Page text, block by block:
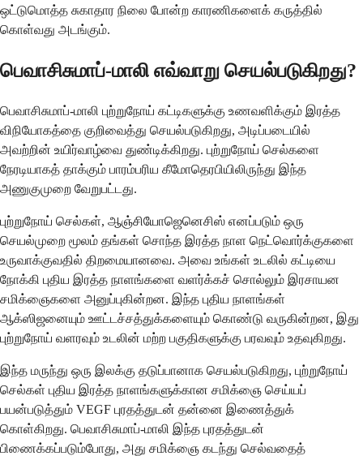
ஒட்டுமொத்த சுகாதார நிலை போன்ற காரணிகளைக் கருத்தில்
கொள்வது அடங்கும்.
பெவாசிசுமாப்-மாலி எவ்வாறு செயல்படுகிறது?
பெவாசிசுமாப்-மாலி புற்றுநோய் கட்டிகளுக்கு உணவளிக்கும் இரத்த
விநியோகத்தை குறிவைத்து செயல்படுகிறது, அடிப்படையில்
அவற்றின் உயிர்வாழ்வை துண்டிக்கிறது. புற்றுநோய் செல்களை
நேரடியாகத் தாக்கும் பாரம்பரிய கீமோதெரபியிலிருந்து இந்த
அணுகுமுறை வேறுபட்டது.
புற்றுநோய் செல்கள், ஆஞ்சியோஜெனெசிஸ் எனப்படும் ஒரு
செயல்முறை மூலம் தங்கள் சொந்த இரத்த நாள நெட்வொர்க்குகளை
உருவாக்குவதில் திறமையானவை. அவை உங்கள் உடலில் கட்டியை
நோக்கி புதிய இரத்த நாளங்களை வளர்க்கச் சொல்லும் இரசாயன
சமிக்ஞைகளை அனுப்புகின்றன. இந்த புதிய நாளங்கள்
ஆக்ஸிஜனையும் ஊட்டச்சத்துக்களையும் கொண்டு வருகின்றன, இது
புற்றுநோய் வளரவும் உடலின் மற்ற பகுதிகளுக்கு பரவவும் உதவுகிறது.
இந்த மருந்து ஒரு இலக்கு தடுப்பானாக செயல்படுகிறது, புற்றுநோய்
செல்கள் புதிய இரத்த நாளங்களுக்கான சமிக்ஞை செய்யப்
பயன்படுத்தும் VEGF புரதத்துடன் தன்னை இணைத்துக்
கொள்கிறது. பெவாசிசுமாப்-மாலி இந்த புரதத்துடன்
பிணைக்கப்படும்போது, ​​அது சமிக்ஞை கடந்து செல்வதைத்